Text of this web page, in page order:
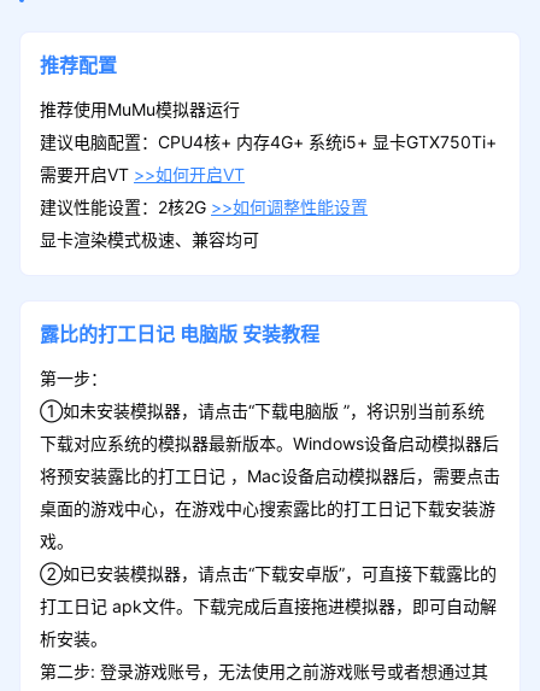
推荐配置
推荐使用MuMu模拟器运行
建议电脑配置：CPU4核+ 内存4G+ 系统i5+ 显卡GTX750Ti+
需要开启VT >>如何开启VT
建议性能设置：2核2G >>如何调整性能设置
显卡渲染模式极速、兼容均可
露比的打工日记 电脑版 安装教程
第一步：
①如未安装模拟器，请点击“下载电脑版 ”，将识别当前系统
下载对应系统的模拟器最新版本。Windows设备启动模拟器后
将预安装露比的打工日记 ，Mac设备启动模拟器后，需要点击
桌面的游戏中心，在游戏中心搜索露比的打工日记下载安装游
戏。
②如已安装模拟器，请点击“下载安卓版”，可直接下载露比的
打工日记 apk文件。下载完成后直接拖进模拟器，即可自动解
析安装。
第二步: 登录游戏账号，无法使用之前游戏账号或者想通过其